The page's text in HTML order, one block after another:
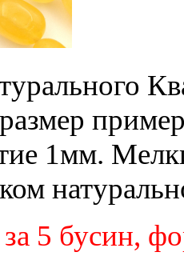
1мм.
5 бусин,